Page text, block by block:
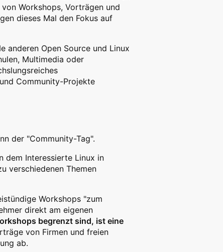
Workshops, Vorträgen und
dieses Mal den Fokus auf
anderen Open Source und Linux
Multimedia oder
Community-Projekte
der "Community-Tag".
dem Interessierte Linux in
verschiedenen Themen
Workshops "zum
direkt am eigenen
begrenzt sind, ist eine
von Firmen und freien
ab.